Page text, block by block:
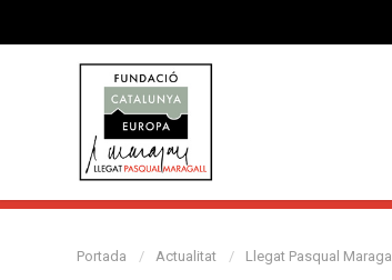
Portada Actualitat Llegat Pasqual Maragall